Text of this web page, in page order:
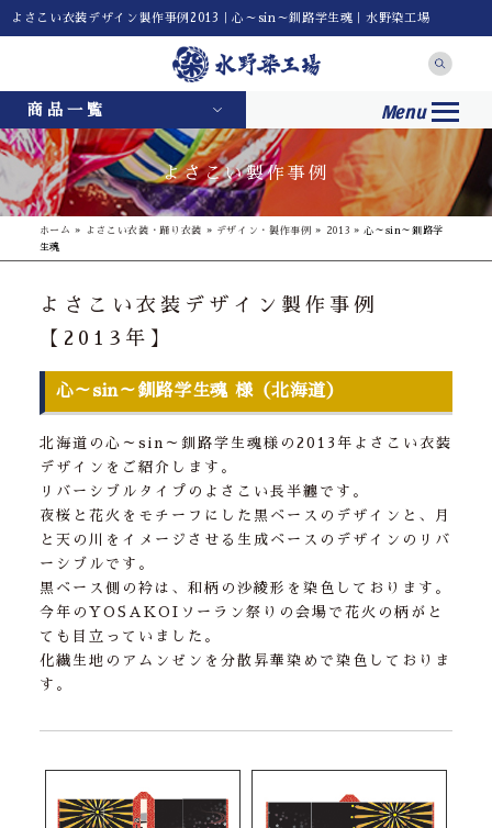
よさこい衣装デザイン製作事例2013｜心～sin～釧路学生魂｜水野染工場
商品一覧 Menu
よさこい製作事例
ホーム » よさこい衣装・踊り衣装 » デザイン・製作事例 » 2013 »心～sin～釧路学
生魂
よさこい衣装デザイン製作事例
【2013年】
心～sin～釧路学生魂 様（北海道）
北海道の心～sin～釧路学生魂様の2013年よさこい衣装
デザインをご紹介します。
リバーシブルタイプのよさこい長半纏です。
夜桜と花火をモチーフにした黒ベースのデザインと、月
と天の川をイメージさせる生成ベースのデザインのリバ
ーシブルです。
黒ベース側の衿は、和柄の沙綾形を染色しております。
今年のYOSAKOIソーラン祭りの会場で花火の柄がと
ても目立っていました。
化繊生地のアムンゼンを分散昇華染めで染色しておりま
す。